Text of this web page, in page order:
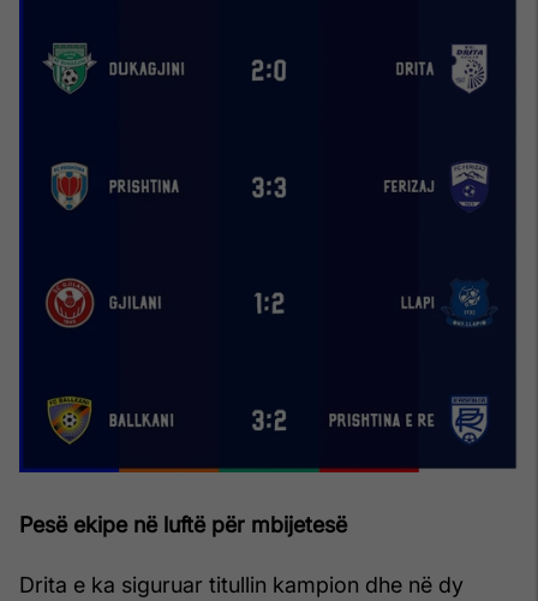
Pesë ekipe në luftë për mbijetesë
Drita e ka siguruar titullin kampion dhe në dy